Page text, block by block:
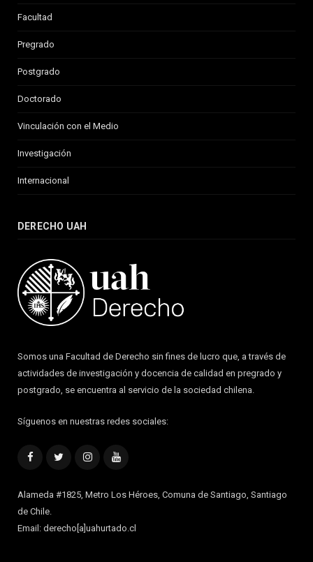
Facultad
Pregrado
Postgrado
Doctorado
Vinculación con el Medio
Investigación
Internacional
DERECHO UAH
Somos una Facultad de Derecho sin fines de lucro que, a través de
actividades de investigación y docencia de calidad en pregrado y
postgrado, se encuentra al servicio de la sociedad chilena.
Síguenos en nuestras redes sociales:
FacebookTwitterInstagramYouTube
Alameda #1825, Metro Los Héroes, Comuna de Santiago, Santiago
de Chile.
Email: derecho[a]uahurtado.cl